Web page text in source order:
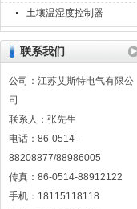
土壤温湿度控制器
联系我们
公司：江苏艾斯特电气有限公
司
联系人：张先生
电话：86-0514-
88208877/88986005
传真：86-0514-88912122
手机：18115118118